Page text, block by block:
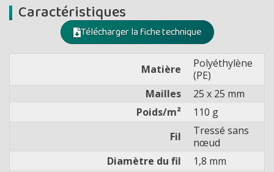
Caractéristiques
Télécharger la fiche technique
Matière
Polyéthylène
(PE)
Mailles
25 x 25 mm
Poids/m²
110 g
Fil
Tressé sans
nœud
Diamètre du fil
1,8 mm